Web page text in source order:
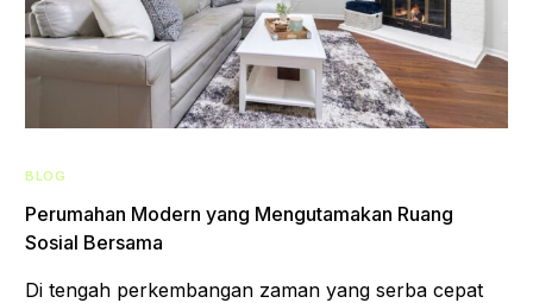
BLOG
Perumahan Modern yang Mengutamakan Ruang
Sosial Bersama
Di tengah perkembangan zaman yang serba cepat